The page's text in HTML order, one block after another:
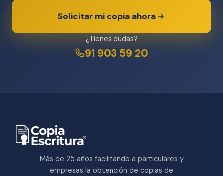
Solicitar mi copia ahora
¿Tienes dudas?
91 903 59 20
Más de 25 años facilitando a particulares y
empresas la obtención de copias de